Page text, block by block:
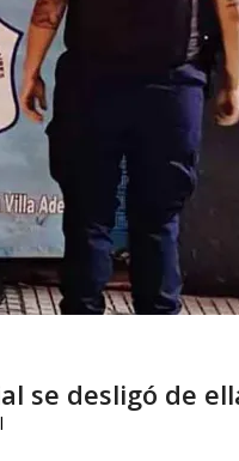
se desligó de